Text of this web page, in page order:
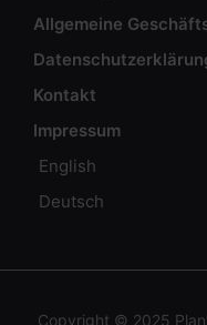
Allgemeine
Kontakt
Impressum
English
Deutsch
Copyright © 2025